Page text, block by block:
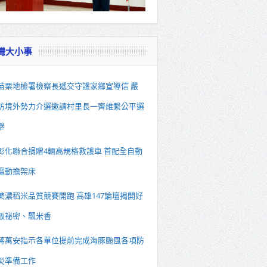
大小事
栗地檢署檢察長遞交守護家鄉宣導信 嚴
境外勢力介選邀請村里長一齊維繫公平選
化聯合捐贈4輛高規格救護車 首配全自動
動擔架床
濃稻米品質競賽開跑 高雄147論壇揭開好
祕密、飄米香
萬安指示各單位提前完成海豚颱風各項防
準備工作